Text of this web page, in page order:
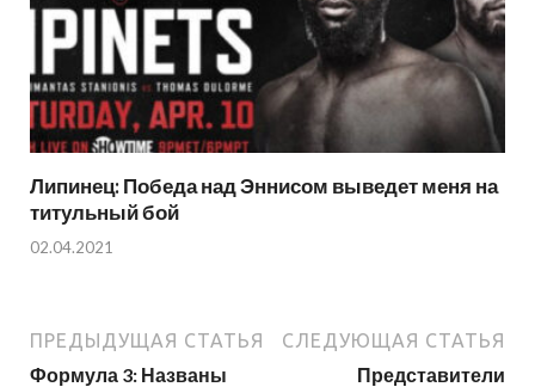
Липинец: Победа над Эннисом выведет меня на
титульный бой
02.04.2021
ПРЕДЫДУЩАЯ СТАТЬЯ
Формула 3: Названы
СЛЕДУЮЩАЯ СТАТЬЯ
Представители